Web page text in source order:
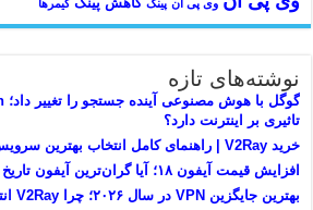
وی پی ان پینگ گیمرها
نوشته‌های تازه
تاثیری بر اینترنت دارد؟
خرید V2Ray | راهنمای کامل انتخاب بهترین سرویس V2Ray پرسرعت
افزایش قیمت آیفون ۱۸؛ آیا گران‌ترین آیفون تاریخ در راه است؟
بهترین جایگزین VPN در سال ۲۰۲۶؛ چرا V2Ray انتخاب بهتری است؟